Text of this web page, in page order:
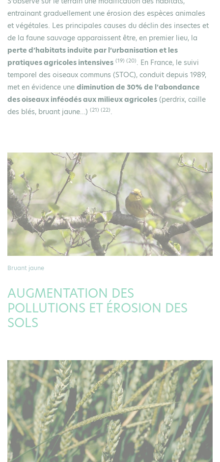
entrainant graduellement une érosion des espèces animales
et végétales. Les principales causes du déclin des insectes et
de la faune sauvage apparaissent être, en premier lieu, la
perte d’habitats induite par l’urbanisation et les
pratiques agricoles intensives (19) (20). En France, le suivi
temporel des oiseaux communs (STOC), conduit depuis 1989,
met en évidence une diminution de 30% de l’abondance
des oiseaux inféodés aux milieux agricoles (perdrix, caille
des blés, bruant jaune…) (21) (22).
Bruant jaune
AUGMENTATION DES
POLLUTIONS ET ÉROSION DES
SOLS